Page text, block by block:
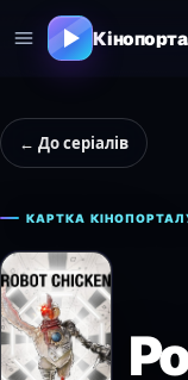
← До серіалів
КАРТКА